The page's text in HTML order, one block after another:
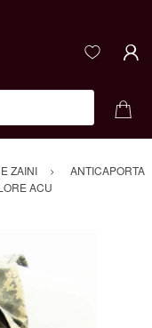
ZAINI
ANTICAPORTA
ACU